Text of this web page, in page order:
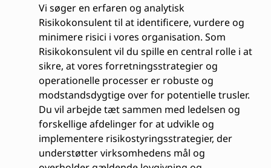
Vi søger en erfaren og analytisk
Risikokonsulent til at identificere, vurdere og
minimere risici i vores organisation. Som
Risikokonsulent vil du spille en central rolle i at
sikre, at vores forretningsstrategier og
operationelle processer er robuste og
modstandsdygtige over for potentielle trusler.
Du vil arbejde tæt sammen med ledelsen og
forskellige afdelinger for at udvikle og
implementere risikostyringsstrategier, der
understøtter virksomhedens mål og